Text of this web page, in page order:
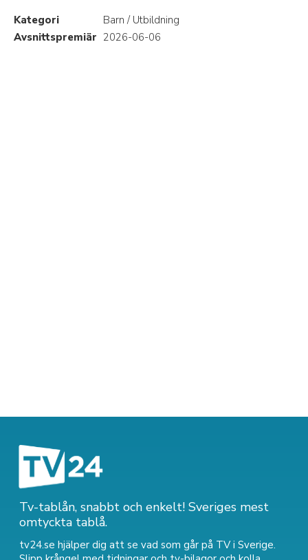
Kategori
Barn / Utbildning
Avsnittspremiär 2026-06-06
Tv-tablån, snabbt och enkelt! Sveriges mest
omtyckta tablå.
tv24.se hjälper dig att se vad som går på TV i Sverige.